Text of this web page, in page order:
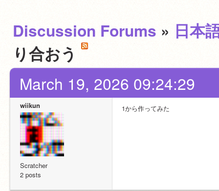
Discussion Forums » 日本
り合おう
March 19, 2026 09:24:29
wiikun
Scratcher
2 posts
1から作ってみた